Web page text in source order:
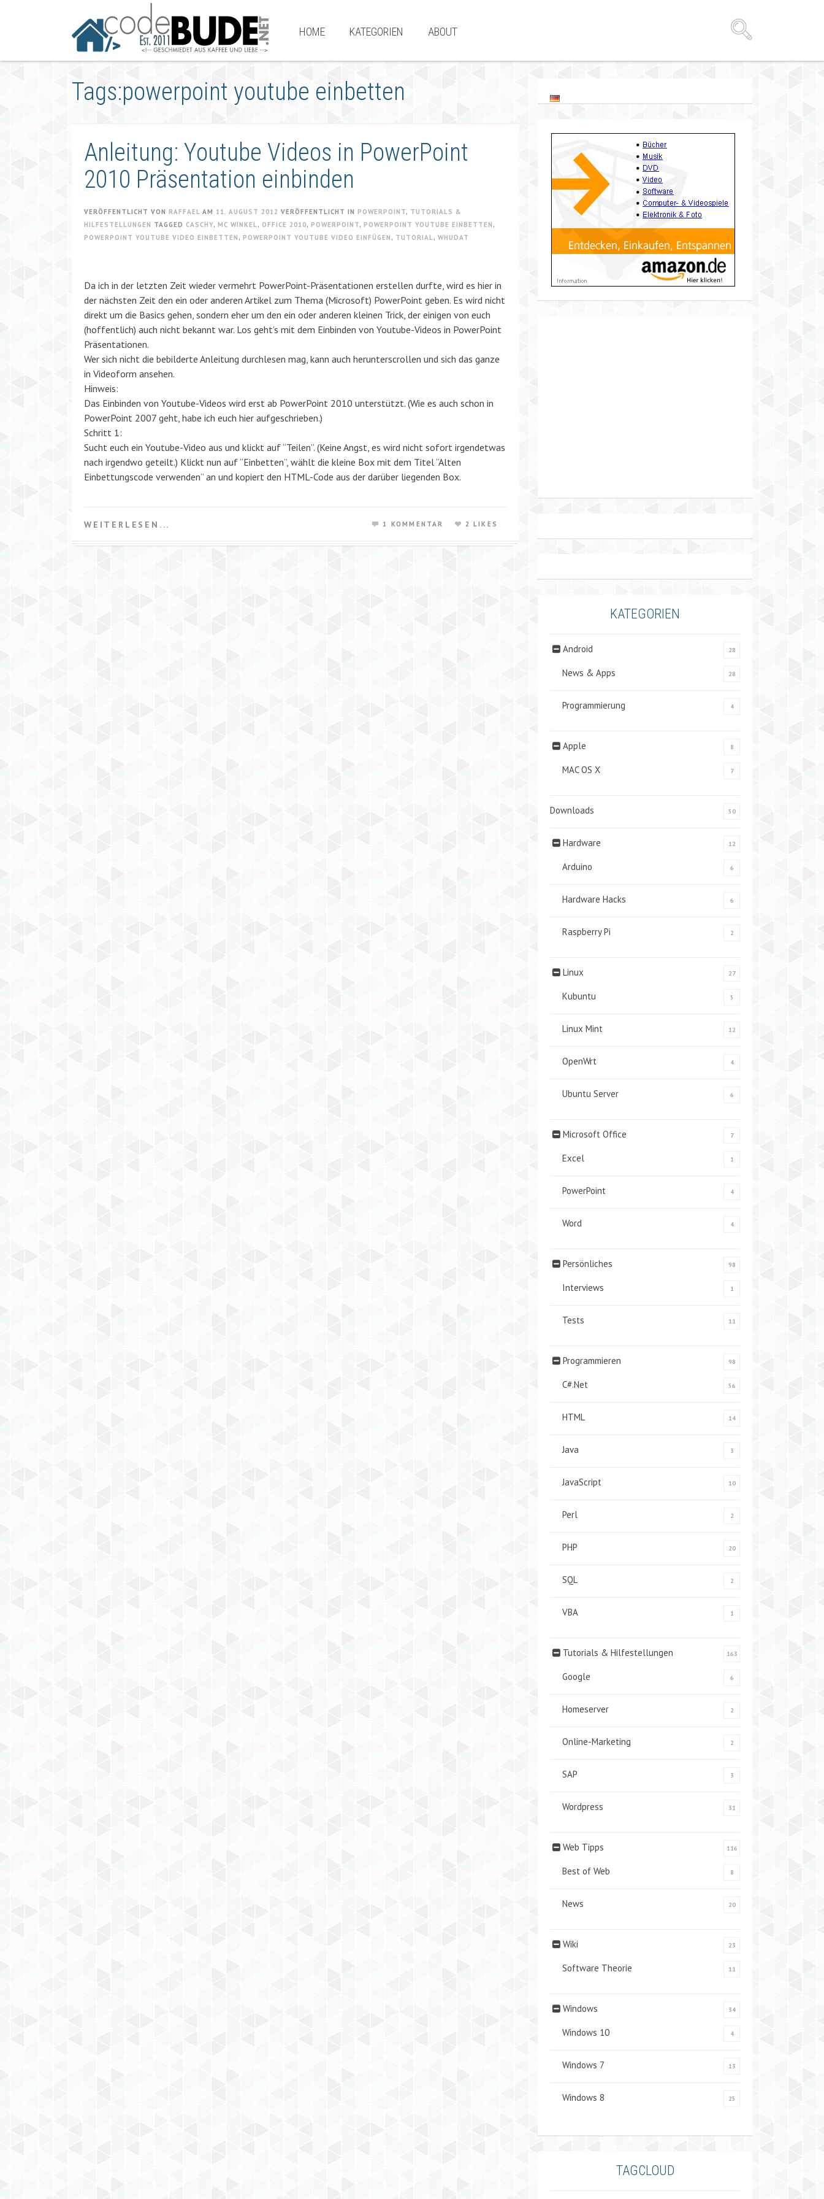
HOME KATEGORIEN ABOUT
Tags:powerpoint youtube einbetten
Anleitung: Youtube Videos in PowerPoint
2010 Präsentation einbinden
VERÖFFENTLICHT VON RAFFAEL AM 11. AUGUST 2012 VERÖFFENTLICHT IN POWERPOINT, TUTORIALS &
HILFESTELLUNGEN TAGGED CASCHY, MC WINKEL, OFFICE 2010, POWERPOINT, POWERPOINT YOUTUBE EINBETTEN ,
POWERPOINT YOUTUBE VIDEO EINBETTEN , POWERPOINT YOUTUBE VIDEO EINFÜGEN , TUTORIAL, WHUDAT
Da ich in der letzten Zeit wieder vermehrt PowerPoint-Präsentationen erstellen durfte, wird es hier in
der nächsten Zeit den ein oder anderen Artikel zum Thema (Microsoft) PowerPoint geben. Es wird nicht
direkt um die Basics gehen, sondern eher um den ein oder anderen kleinen Trick, der einigen von euch
(hoffentlich) auch nicht bekannt war. Los geht’s mit dem Einbinden von Youtube-Videos in PowerPoint
Präsentationen.
Wer sich nicht die bebilderte Anleitung durchlesen mag, kann auch herunterscrollen und sich das ganze
in Videoform ansehen.
Hinweis:
Das Einbinden von Youtube-Videos wird erst ab PowerPoint 2010 unterstützt. (Wie es auch schon in
PowerPoint 2007 geht, habe ich euch hier aufgeschrieben.)
Schritt 1:
Sucht euch ein Youtube-Video aus und klickt auf “Teilen”. (Keine Angst, es wird nicht sofort irgendetwas
nach irgendwo geteilt.) Klickt nun auf “Einbetten”, wählt die kleine Box mit dem Titel “Alten
Einbettungscode verwenden” an und kopiert den HTML-Code aus der darüber liegenden Box.
WEITERLESEN... 1 KOMMENTAR 2 LIKES
KATEGORIEN
Android 28
News & Apps 28
Programmierung 4
Apple 8
MAC OS X 7
Downloads 50
Hardware 12
Arduino 6
Hardware Hacks 6
Raspberry Pi 2
Linux 27
Kubuntu 5
Linux Mint 12
OpenWrt 4
Ubuntu Server 6
Microsoft Office 7
Excel 1
PowerPoint 4
Word 4
Persönliches 98
Interviews 1
Tests 11
Programmieren 98
C#.Net 56
HTML 14
Java 3
JavaScript 10
Perl 2
PHP 20
SQL 2
VBA 1
Tutorials & Hilfestellungen 163
Google 6
Homeserver 2
Online-Marketing 2
SAP 3
Wordpress 31
Web Tipps 116
Best of Web 8
News 20
Wiki 23
Software Theorie 11
Windows 34
Windows 10 4
Windows 7 13
Windows 8 25
TAGCLOUD